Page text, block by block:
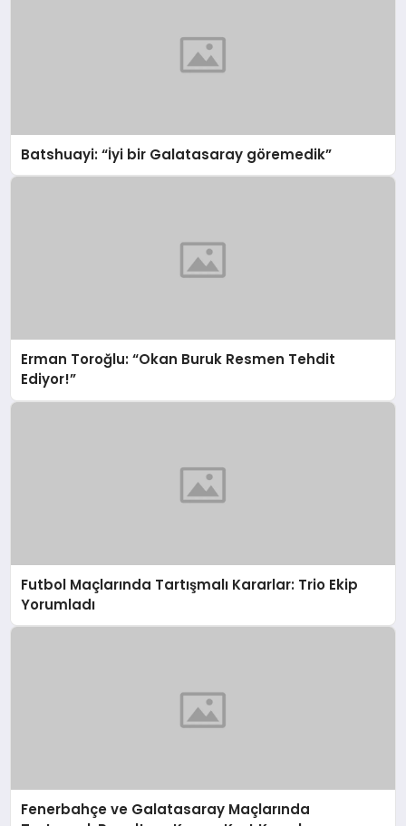
Batshuayi: “İyi bir Galatasaray göremedik”
Erman Toroğlu: “Okan Buruk Resmen Tehdit
Ediyor!”
Futbol Maçlarında Tartışmalı Kararlar: Trio Ekip
Yorumladı
Fenerbahçe ve Galatasaray Maçlarında